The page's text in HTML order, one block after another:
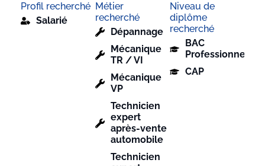
Profil recherché
Salarié
Métier
recherché
Dépannage
Mécanique
TR / VI
Mécanique
VP
Technicien
expert
après-vente
automobile
Technicien
Niveau de
diplôme
recherché
BAC
Professionnel
CAP